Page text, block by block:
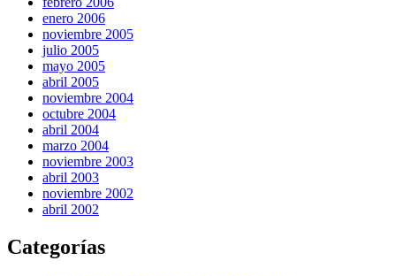
enero 2006
noviembre 2005
julio 2005
mayo 2005
abril 2005
noviembre 2004
octubre 2004
abril 2004
marzo 2004
noviembre 2003
abril 2003
noviembre 2002
abril 2002
Categorías